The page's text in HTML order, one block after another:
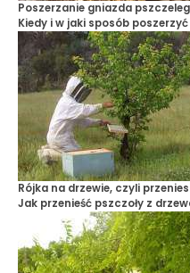
Poszerzanie gniazda
Kiedy i w jaki sposób
Rójka na drzewie, czyli
Jak przenieść pszczoły z